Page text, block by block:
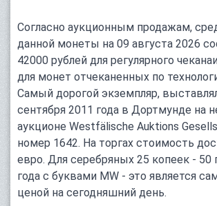
Согласно аукционным продажам,
данной монеты на 09 августа 2026
42000 рублей для регулярного
для монет отчеканенных по
Самый дорогой экземпляр,
сентября 2011 года в Дортмунде на
аукционе Westfälische Auktions
номер 1642. На торгах стоимость
евро. Для серебряных 25 копеек - 50
года с буквами MW - это является
ценой на сегодняшний день.